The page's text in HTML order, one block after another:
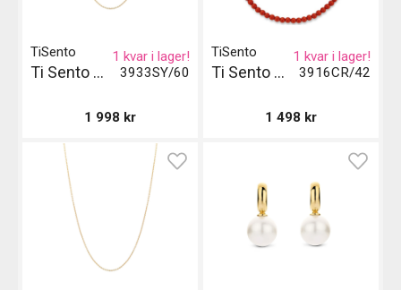
3933SY/60
TiSento
Ti Sento Milano Halsband Gil - Guld
1 kvar i lager!
1 998 kr
3916CR/42
TiSento
Ti Sento Milano Halsband - Röd
1 kvar i lager!
1 498 kr